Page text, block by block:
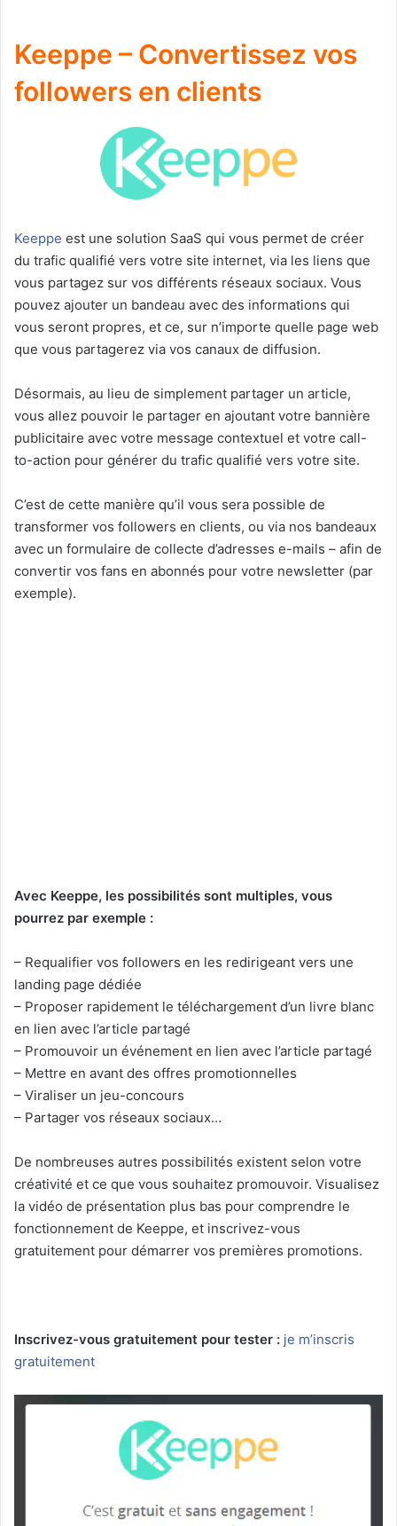
Keeppe – Convertissez vos
followers en clients
Keeppe est une solution SaaS qui vous permet de créer
du trafic qualifié vers votre site internet, via les liens que
vous partagez sur vos différents réseaux sociaux. Vous
pouvez ajouter un bandeau avec des informations qui
vous seront propres, et ce, sur n’importe quelle page web
que vous partagerez via vos canaux de diffusion.
Désormais, au lieu de simplement partager un article,
vous allez pouvoir le partager en ajoutant votre bannière
publicitaire avec votre message contextuel et votre call-
to-action pour générer du trafic qualifié vers votre site.
C’est de cette manière qu’il vous sera possible de
transformer vos followers en clients, ou via nos bandeaux
avec un formulaire de collecte d’adresses e-mails – afin de
convertir vos fans en abonnés pour votre newsletter (par
exemple).
Avec Keeppe, les possibilités sont multiples, vous
pourrez par exemple :
– Requalifier vos followers en les redirigeant vers une
landing page dédiée
– Proposer rapidement le téléchargement d’un livre blanc
en lien avec l’article partagé
– Promouvoir un événement en lien avec l’article partagé
– Mettre en avant des offres promotionnelles
– Viraliser un jeu-concours
– Partager vos réseaux sociaux…
De nombreuses autres possibilités existent selon votre
créativité et ce que vous souhaitez promouvoir. Visualisez
la vidéo de présentation plus bas pour comprendre le
fonctionnement de Keeppe, et inscrivez-vous
gratuitement pour démarrer vos premières promotions.
Inscrivez-vous gratuitement pour tester : je m’inscris
gratuitement